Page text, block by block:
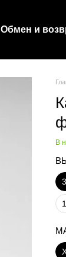
Обмен и
В